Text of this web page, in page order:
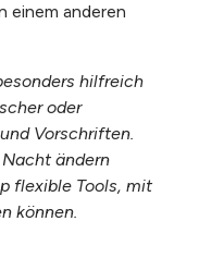
einem anderen
hilfreich
oder
Vorschriften.
ändern
flexible Tools, mit
können.